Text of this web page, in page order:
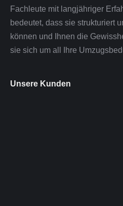
Fachleute mit langjähriger
bedeutet, dass sie strukturiert
können und Ihnen die
sie sich um all Ihre
Unsere Kunden